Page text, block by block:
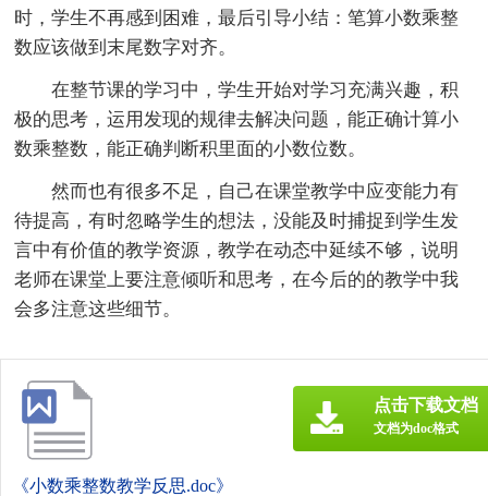
时，学生不再感到困难，最后引导小结：笔算小数乘整
数应该做到末尾数字对齐。
在整节课的学习中，学生开始对学习充满兴趣，积
极的思考，运用发现的规律去解决问题，能正确计算小
数乘整数，能正确判断积里面的小数位数。
然而也有很多不足，自己在课堂教学中应变能力有
待提高，有时忽略学生的想法，没能及时捕捉到学生发
言中有价值的教学资源，教学在动态中延续不够，说明
老师在课堂上要注意倾听和思考，在今后的的教学中我
会多注意这些细节。
《小数乘整数教学反思.doc》
点击下载文档
文档为doc格式